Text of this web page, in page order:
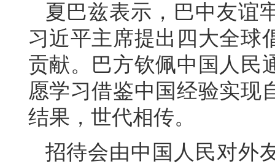
夏巴兹表示，巴中友谊
习近平主席提出四大全球
贡献。巴方钦佩中国人民
愿学习借鉴中国经验实现
结果，世代相传。
招待会由中国人民对外